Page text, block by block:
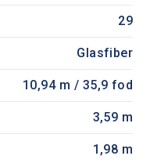
29
Glasfiber
10,94 m / 35,9 fod
3,59 m
1,98 m